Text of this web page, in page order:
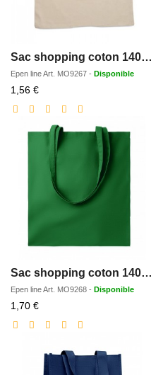
Sac shopping coton 140gr/m²
Epen lineArt. MO9267 - Disponible
1,56 €Prix
réduit
Sac shopping coton 140gr/m²
Epen lineArt. MO9268 - Disponible
1,70 €Prix
réduit